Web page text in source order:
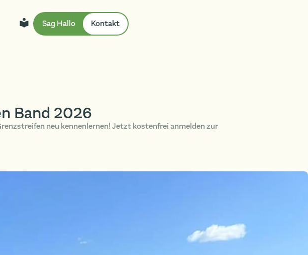
Sag Hallo Kontakt
Band 2026
neu kennenlernen! Jetzt kostenfrei anmelden zur